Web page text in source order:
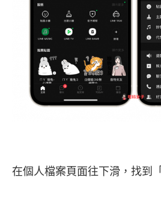
在個人檔案頁面往下滑，找到「